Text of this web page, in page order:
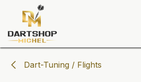
Zum Inhalt springen
Dart-Tuning / Flights